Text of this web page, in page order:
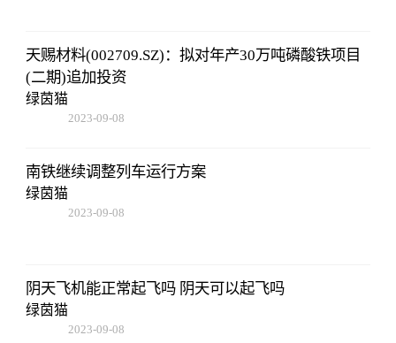
天赐材料(002709.SZ)：拟对年产30万吨磷酸铁项目
(二期)追加投资
绿茵猫
2023-09-08
南铁继续调整列车运行方案
绿茵猫
2023-09-08
阴天飞机能正常起飞吗 阴天可以起飞吗
绿茵猫
2023-09-08